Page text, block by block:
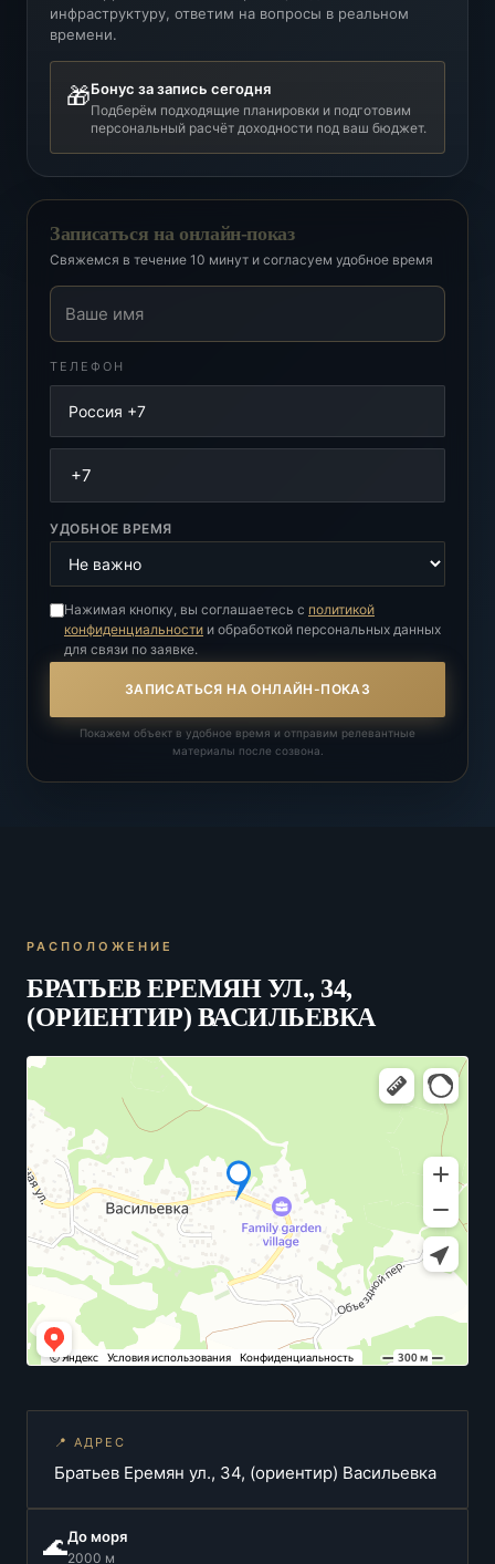
инфраструктуру, ответим на вопросы в реальном
времени.
🎁Бонус за запись сегодня
Подберём подходящие планировки и подготовим
персональный расчёт доходности под ваш бюджет.
Записаться на онлайн-показ
Свяжемся в течение 10 минут и согласуем удобное время
Ваше имя
ТЕЛЕФОН
УДОБНОЕ ВРЕМЯ
Нажимая кнопку, вы соглашаетесь с политикой
конфиденциальности и обработкой персональных данных
для связи по заявке.
ЗАПИСАТЬСЯ НА ОНЛАЙН-ПОКАЗ
Покажем объект в удобное время и отправим релевантные
материалы после созвона.
РАСПОЛОЖЕНИЕ
БРАТЬЕВ ЕРЕМЯН УЛ., 34,
(ОРИЕНТИР) ВАСИЛЬЕВКА
📍 АДРЕС
Братьев Еремян ул., 34, (ориентир) Васильевка
🌊До моря
2000 м